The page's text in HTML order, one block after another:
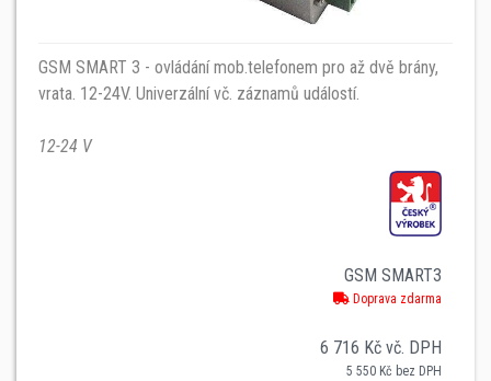
GSM SMART 3 - ovládání mob.telefonem pro až dvě brány,
vrata. 12-24V. Univerzální vč. záznamů událostí.
12-24 V
GSM SMART3
Doprava zdarma
6 716 Kč vč. DPH
5 550 Kč bez DPH